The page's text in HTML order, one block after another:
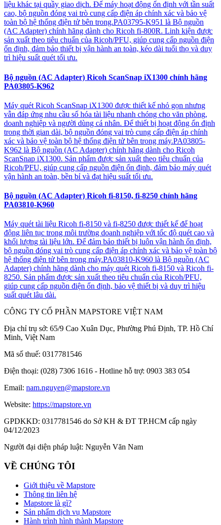
liệu khác tại quầy giao dịch. Để máy hoạt động ổn định với tần suất
cao, bộ nguồn đóng vai trò cung cấp điện áp chính xác và bảo vệ
toàn bộ hệ thống điện tử bên trong.PA03795-K951 là Bộ nguồn
(AC Adapter) chính hãng dành cho Ricoh fi-800R. Linh kiện được
sản xuất theo tiêu chuẩn của Ricoh/PFU, giúp cung cấp nguồn điện
ổn định, đảm bảo thiết bị vận hành an toàn, kéo dài tuổi thọ và duy
trì hiệu suất quét tối ưu.
Bộ nguồn (AC Adapter) Ricoh ScanSnap iX1300 chính hãng
PA03805-K962
Máy quét Ricoh ScanSnap iX1300 được thiết kế nhỏ gọn nhưng
vẫn đáp ứng nhu cầu số hóa tài liệu nhanh chóng cho văn phòng,
doanh nghiệp và người dùng cá nhân. Để thiết bị hoạt động ổn định
trong thời gian dài, bộ nguồn đóng vai trò cung cấp điện áp chính
xác và bảo vệ toàn bộ hệ thống điện tử bên trong máy.PA03805-
K962 là Bộ nguồn (AC Adapter) chính hãng dành cho Ricoh
ScanSnap iX1300. Sản phẩm được sản xuất theo tiêu chuẩn của
Ricoh/PFU, giúp cung cấp nguồn điện ổn định, đảm bảo máy quét
vận hành an toàn, bền bỉ và đạt hiệu suất tối ưu.
Bộ nguồn (AC Adapter) Ricoh fi-8150, fi-8250 chính hãng
PA03810-K960
Máy quét tài liệu Ricoh fi-8150 và fi-8250 được thiết kế để hoạt
động liên tục trong môi trường doanh nghiệp với tốc độ quét cao và
khối lượng tài liệu lớn. Để đảm bảo thiết bị luôn vận hành ổn định,
bộ nguồn đóng vai trò cung cấp điện áp chính xác và bảo vệ toàn bộ
hệ thống điện tử bên trong máy.PA03810-K960 là Bộ nguồn (AC
Adapter) chính hãng dành cho máy quét Ricoh fi-8150 và Ricoh fi-
8250. Sản phẩm được sản xuất theo tiêu chuẩn của Ricoh/PFU,
giúp cung cấp nguồn điện ổn định, bảo vệ thiết bị và duy trì hiệu
suất quét lâu dài.
CÔNG TY CỔ PHẦN MAPSTORE VIỆT NAM
Địa chỉ trụ sở: 65/9 Cao Xuân Dục, Phường Phú Định, TP. Hồ Chí
Minh, Việt Nam
Mã số thuế: 0317781546
Điện thoại: (028) 7306 1616 - Hotline hỗ trợ: 0903 383 054
Email: nam.nguyen@mapstore.vn
Website: https://mapstore.vn
GPDKKD: 0317781546 do Sở KH & ĐT TP.HCM cấp ngày
04/12/2023
Người đại diện pháp luật: Nguyễn Văn Nam
VỀ CHÚNG TÔI
Giới thiệu về Mapstore
Thông tin liên hệ
Mapstore là gì?
Sản phẩm dịch vụ Mapstore
Hành trình hình thành Mapstore